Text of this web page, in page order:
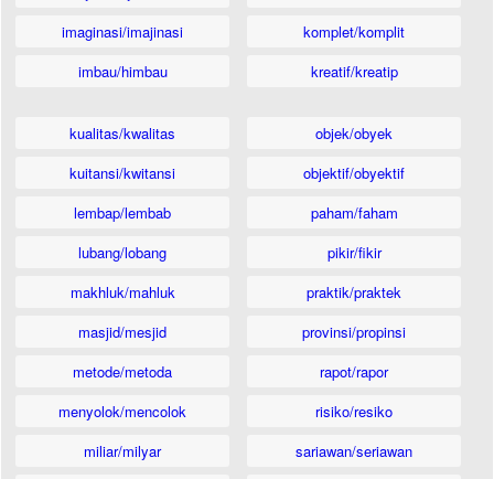
imaginasi/imajinasi
imbau/himbau
komplet/komplit
kreatif/kreatip
kualitas/kwalitas
kuitansi/kwitansi
lembap/lembab
lubang/lobang
makhluk/mahluk
masjid/mesjid
metode/metoda
menyolok/mencolok
miliar/milyar
objek/obyek
objektif/obyektif
paham/faham
pikir/fikir
praktik/praktek
provinsi/propinsi
rapot/rapor
risiko/resiko
sariawan/seriawan